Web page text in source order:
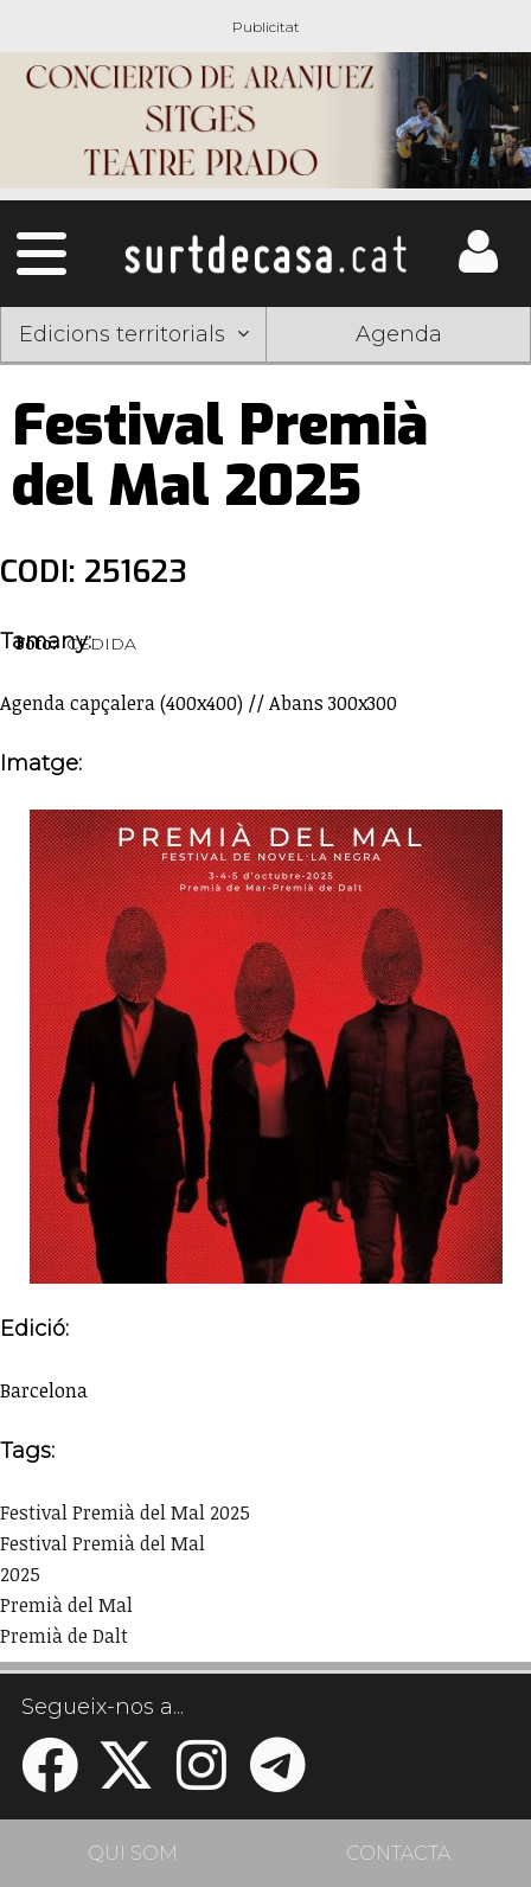
Edicions territorials Agenda
Festival Premià
del Mal 2025
CODI: 251623
Foto: CEDIDA
Tamany:
Agenda capçalera (400x400) // Abans 300x300
Imatge:
Edició:
Barcelona
Tags:
Festival Premià del Mal 2025
Festival Premià del Mal
2025
Premià del Mal
Premià de Dalt
Segueix-nos a...
QUI SOM CONTACTA